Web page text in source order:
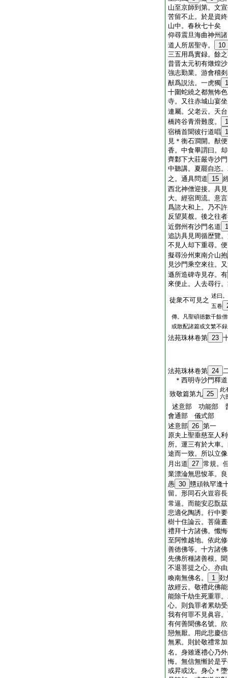
山至京師到第。文
苦留不止。於是資
山中。春秋七十矣
仰尋震旦海曲神州
道人所居聖寺。
10
三五用爲實録。餘
昔晋太元初有燉煌
強志勤業。游會稽
猷爲説法。一虎獨
十圍蛇繞之都無怖
寺。又往赤城山宴
連屬。父老云。天
橋跨谷青滑難度。
宿橋首聞彼行道唱
見＊衡石澗開。猷
香。中食畢謂曰。
齊鄴下大莊嚴寺沙
中聽講。夏罷自恣
之。通具問道
15
西北神僧迎接。具
大。經宿周流。意
爲諮大和上。乃不
反望莫覩。後之往
近鄧州有沙門名道
追訪具見周循歴覽
不見人却下重尋。
擬尋汾州東南介山抱
見沙門乘空來往。
遜所造碑寺見存。有
來便止。人去尋行
徒衆不可見之
述曰
五卷
傳。凡聖碩徳數千餘
或散配諸篇或文繁不
法苑珠林卷第 23
法苑珠林卷第 24
＊西明寺沙門釋
致敬篇第九 25
此
六
述意部 功能部
會通部 儀式部
述意部 26 第一
原夫上聖垂慈至人
所。運三有於大車
途而一致。所以立
月出道 27 常規。
業漂淪無思悛革。
愚 30 戇頑執罕逢
留。形同石火豈容
常逼。而能安忍翫
悲適化陶誘。行中
樹十住論云。菩薩
禮拜十方諸佛。懺
至阿惟越地。依此
善徳佛等。十方諸
先佛所種諸善根。
不退菩提之心。亦
喚南無佛名。
1 欻
故經云。敬禮此佛
能除千劫生死重罪
心。則負罪者累劫
我有何罪不見眞容
有何善聞佛名號。
戀無厭。用此悲慶
無累。則於敬禮常
名。身雖逐禮心乃
悔。無信無慚於是
或昇或沈。身心＊